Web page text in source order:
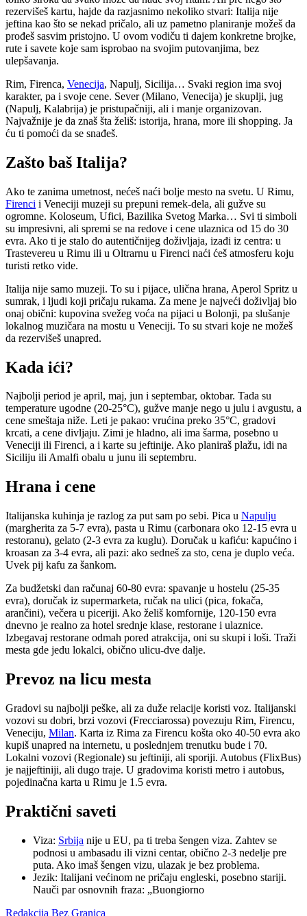
rezervišeš kartu, hajde da razjasnimo nekoliko stvari: Italija nije
jeftina kao što se nekad pričalo, ali uz pametno planiranje možeš da
prođeš sasvim pristojno. U ovom vodiču ti dajem konkretne brojke,
rute i savete koje sam isprobao na svojim putovanjima, bez
ulepšavanja.
Rim, Firenca, Venecija, Napulj, Sicilija… Svaki region ima svoj
karakter, pa i svoje cene. Sever (Milano, Venecija) je skuplji, jug
(Napulj, Kalabrija) je pristupačniji, ali i manje organizovan.
Najvažnije je da znaš šta želiš: istorija, hrana, more ili shopping. Ja
ću ti pomoći da se snađeš.
Zašto baš Italija?
Ako te zanima umetnost, nećeš naći bolje mesto na svetu. U Rimu,
Firenci i Veneciji muzeji su prepuni remek-dela, ali gužve su
ogromne. Koloseum, Ufici, Bazilika Svetog Marka… Svi ti simboli
su impresivni, ali spremi se na redove i cene ulaznica od 15 do 30
evra. Ako ti je stalo do autentičnijeg doživljaja, izađi iz centra: u
Trastevereu u Rimu ili u Oltrarnu u Firenci naći ćeš atmosferu koju
turisti retko vide.
Italija nije samo muzeji. To su i pijace, ulična hrana, Aperol Spritz u
sumrak, i ljudi koji pričaju rukama. Za mene je najveći doživljaj bio
onaj obični: kupovina svežeg voća na pijaci u Bolonji, pa slušanje
lokalnog muzičara na mostu u Veneciji. To su stvari koje ne možeš
da rezervišeš unapred.
Kada ići?
Najbolji period je april, maj, jun i septembar, oktobar. Tada su
temperature ugodne (20-25°C), gužve manje nego u julu i avgustu, a
cene smeštaja niže. Leti je pakao: vrućina preko 35°C, gradovi
krcati, a cene divljaju. Zimi je hladno, ali ima šarma, posebno u
Veneciji ili Firenci, a i karte su jeftinije. Ako planiraš plažu, idi na
Siciliju ili Amalfi obalu u junu ili septembru.
Hrana i cene
Italijanska kuhinja je razlog za put sam po sebi. Pica u Napulju
(margherita za 5-7 evra), pasta u Rimu (carbonara oko 12-15 evra u
restoranu), gelato (2-3 evra za kuglu). Doručak u kafiću: kapućino i
kroasan za 3-4 evra, ali pazi: ako sedneš za sto, cena je duplo veća.
Uvek pij kafu za šankom.
Za budžetski dan računaj 60-80 evra: spavanje u hostelu (25-35
evra), doručak iz supermarketa, ručak na ulici (pica, fokača,
arančini), večera u piceriji. Ako želiš komfornije, 120-150 evra
dnevno je realno za hotel srednje klase, restorane i ulaznice.
Izbegavaj restorane odmah pored atrakcija, oni su skupi i loši. Traži
mesta gde jedu lokalci, obično ulicu-dve dalje.
Prevoz na licu mesta
Gradovi su najbolji peške, ali za duže relacije koristi voz. Italijanski
vozovi su dobri, brzi vozovi (Frecciarossa) povezuju Rim, Firencu,
Veneciju, Milan. Karta iz Rima za Firencu košta oko 40-50 evra ako
kupiš unapred na internetu, u poslednjem trenutku bude i 70.
Lokalni vozovi (Regionale) su jeftiniji, ali sporiji. Autobus (FlixBus)
je najjeftiniji, ali dugo traje. U gradovima koristi metro i autobus,
pojedinačna karta u Rimu je 1.5 evra.
Praktični saveti
Viza: Srbija nije u EU, pa ti treba šengen viza. Zahtev se
podnosi u ambasadu ili vizni centar, obično 2-3 nedelje pre
puta. Ako imaš šengen vizu, ulazak je bez problema.
Jezik: Italijani većinom ne pričaju engleski, posebno stariji.
Nauči par osnovnih fraza: „Buongiorno
Redakcija Bez Granica